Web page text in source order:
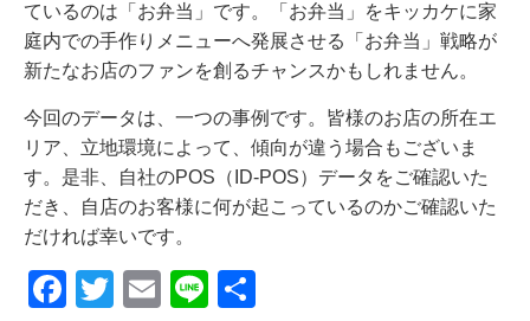
ているのは「お弁当」です。「お弁当」をキッカケに家
庭内での手作りメニューへ発展させる「お弁当」戦略が
新たなお店のファンを創るチャンスかもしれません。
今回のデータは、一つの事例です。皆様のお店の所在エ
リア、立地環境によって、傾向が違う場合もございま
す。是非、自社のPOS（ID-POS）データをご確認いた
だき、自店のお客様に何が起こっているのかご確認いた
だければ幸いです。
F
T
E
Li